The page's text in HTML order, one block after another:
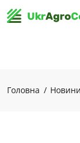
Головна Новини